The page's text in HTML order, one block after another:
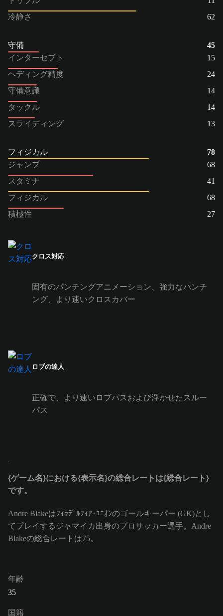
冷静さ
62
守備
45
インターセプト
15
ヘディング精度
24
守備意識
14
タックル
14
スライディング
13
フィジカル
78
ジャンプ
68
スタミナ
41
フィジカル
68
積極性
27
クロス対応
固有のパンチングアニメーション、強力なパンチ
ング、より速いクロスカバー
ロブの達人
正確で、より速いロブパスおよび浮かせたスルー
パス
{ゲーム名}における{表示名}の総合レートは{総合レート}
です。
Andre Blakeはﾌｨﾗﾃﾞﾙﾌｨｱ･ﾕﾆｵﾝのゴールキーパー (GK)とし
てプレイするジャマイカ出身のプロサッカー選手。Andre
Blakeの総合レートは75。
年齢
35
国籍